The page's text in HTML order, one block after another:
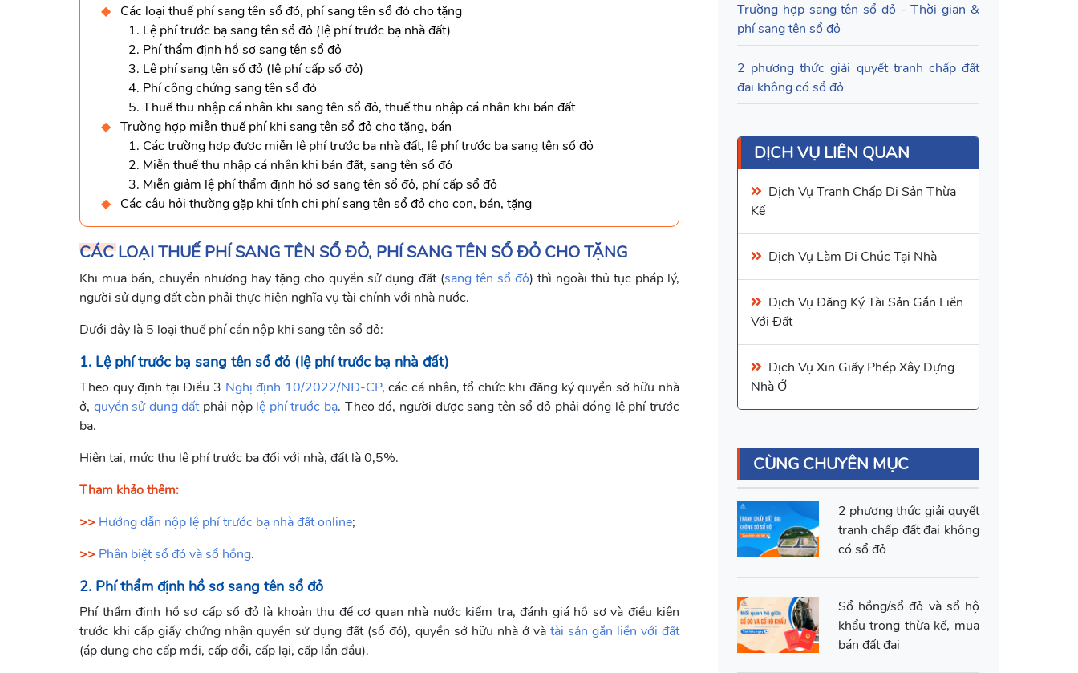
Các loại thuế phí sang tên sổ đỏ, phí sang tên sổ đỏ cho tặng
1. Lệ phí trước bạ sang tên sổ đỏ (lệ phí trước bạ nhà đất)
2. Phí thẩm định hồ sơ sang tên sổ đỏ
3. Lệ phí sang tên sổ đỏ (lệ phí cấp sổ đỏ)
4. Phí công chứng sang tên sổ đỏ
5. Thuế thu nhập cá nhân khi sang tên sổ đỏ, thuế thu nhập cá nhân khi bán đất
Trường hợp miễn thuế phí khi sang tên sổ đỏ cho tặng, bán
1. Các trường hợp được miễn lệ phí trước bạ nhà đất, lệ phí trước bạ sang tên sổ đỏ
2. Miễn thuế thu nhập cá nhân khi bán đất, sang tên sổ đỏ
3. Miễn giảm lệ phí thẩm định hồ sơ sang tên sổ đỏ, phí cấp sổ đỏ
Các câu hỏi thường gặp khi tính chi phí sang tên sổ đỏ cho con, bán, tặng
CÁC LOẠI THUẾ PHÍ SANG TÊN SỔ ĐỎ, PHÍ SANG TÊN SỔ ĐỎ CHO TẶNG
Khi mua bán, chuyển nhượng hay tặng cho quyền sử dụng đất (sang tên sổ đỏ) thì ngoài thủ tục pháp lý,
người sử dụng đất còn phải thực hiện nghĩa vụ tài chính với nhà nước.
Dưới đây là 5 loại thuế phí cần nộp khi sang tên sổ đỏ:
1. Lệ phí trước bạ sang tên sổ đỏ (lệ phí trước bạ nhà đất)
Theo quy định tại Điều 3 Nghị định 10/2022/NĐ-CP, các cá nhân, tổ chức khi đăng ký quyền sở hữu nhà
ở, quyền sử dụng đấtphải nộp lệ phí trước bạ. Theo đó, người được sang tên sổ đỏ phải đóng lệ phí trước
bạ.
Hiện tại, mức thu lệ phí trước bạ đối với nhà, đất là 0,5%.
Tham khảo thêm:
>> Hướng dẫn nộp lệ phí trước bạ nhà đất online;
>> Phân biệt sổ đỏ và sổ hồng.
2. Phí thẩm định hồ sơ sang tên sổ đỏ
Phí thẩm định hồ sơ cấp sổ đỏ là khoản thu để cơ quan nhà nước kiểm tra, đánh giá hồ sơ và điều kiện
trước khi cấp giấy chứng nhận quyền sử dụng đất (sổ đỏ), quyền sở hữu nhà ở và tài sản gắn liền với đất
(áp dụng cho cấp mới, cấp đổi, cấp lại, cấp lần đầu).
Trường hợp sang tên sổ đỏ - Thời gian &
phí sang tên sổ đỏ
2 phương thức giải quyết tranh chấp đất
đai không có sổ đỏ
DỊCH VỤ LIÊN QUAN
Dịch Vụ Tranh Chấp Di Sản Thừa
Kế
Dịch Vụ Làm Di Chúc Tại Nhà
Dịch Vụ Đăng Ký Tài Sản Gắn Liền
Với Đất
Dịch Vụ Xin Giấy Phép Xây Dựng
Nhà Ở
CÙNG CHUYÊN MỤC
2 phương thức giải quyết
tranh chấp đất đai không
có sổ đỏ
Sổ hồng/sổ đỏ và sổ hộ
khẩu trong thừa kế, mua
bán đất đai